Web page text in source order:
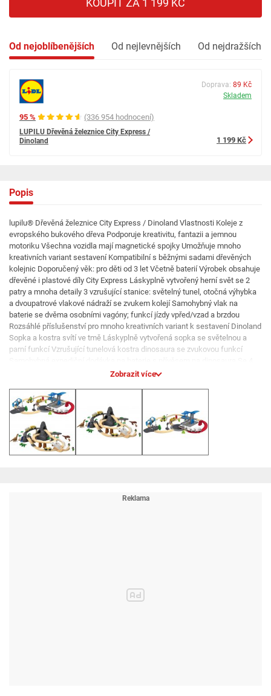
KOUPIT ZA 1 199 KČ
Od nejoblíbenějších Od nejlevnějších Od nejdražších
95 % (336 954 hodnocení)
LUPILU Dřevěná železnice City Express /
Dinoland
Doprava: 89 Kč
Skladem
1 199 Kč
Popis
lupilu® Dřevěná železnice City Express / Dinoland Vlastnosti Koleje z
evropského bukového dřeva Podporuje kreativitu, fantazii a jemnou
motoriku Všechna vozidla mají magnetické spojky Umožňuje mnoho
kreativních variant sestavení Kompatibilní s běžnými sadami dřevěných
kolejnic Doporučený věk: pro děti od 3 let Včetně baterií Výrobek obsahuje
dřevěné i plastové díly City Express Láskyplně vytvořený herní svět se 2
patry a mnoha detaily 3 vzrušující stanice: světelný tunel, otočná výhybka
a dvoupatrové vlakové nádraží se zvukem kolejí Samohybný vlak na
baterie se dvěma osobními vagóny; funkcí jízdy vpřed/vzad a brzdou
Rozsáhlé příslušenství pro mnoho kreativních variant k sestavení Dinoland
Sopka a kostra svítí ve tmě Láskyplně vytvořená sopka se světelnou a
parní funkcí Vzrušující tunelová kostra dinosaura se zvukovou funkcí
dinosaury a 2 figurkami na hraní Charakteristika produktu tabletd Počet
děti od 3 let Vyžaduje baterie: ano Baterie součástí balení: ano Obsah
balení: City Express: 51 dílů Dinoland: 49 dílů Varování: Upozornění.
Nevhodné pro děti mladší 36 měsíců. Nebezpečí udušení; malé díly je
možné vdechnout nebo spolknout! Upozornění: Obsahuje knoflíkovou
baterii. Při spolknutí hrozí nebezpečí ohrožení zdraví – viz návod.
Upozornění. Hračka generuje světelné záblesky; které mohou u citlivých
Zobrazit více